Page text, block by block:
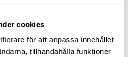
cookies
för att anpassa innehållet
tillhandahålla funktioner